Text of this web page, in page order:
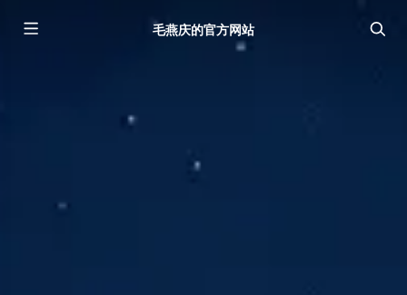
毛燕庆的官方网站